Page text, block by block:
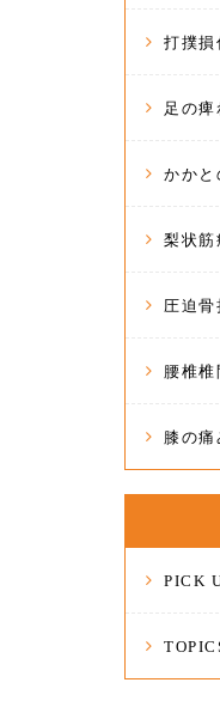
打撲損
足の痺
かかと
梨状筋
圧迫骨
腰椎椎
膝の痛
PICK